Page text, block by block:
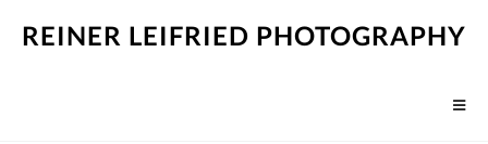
REINER LEIFRIED PHOTOGRAPHY